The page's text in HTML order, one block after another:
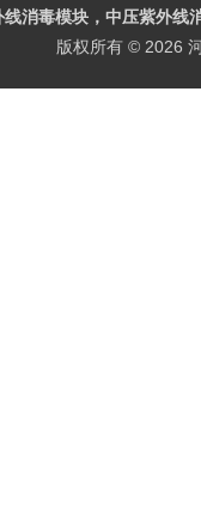
线消毒模块，中压紫外线
版权所有 © 2026